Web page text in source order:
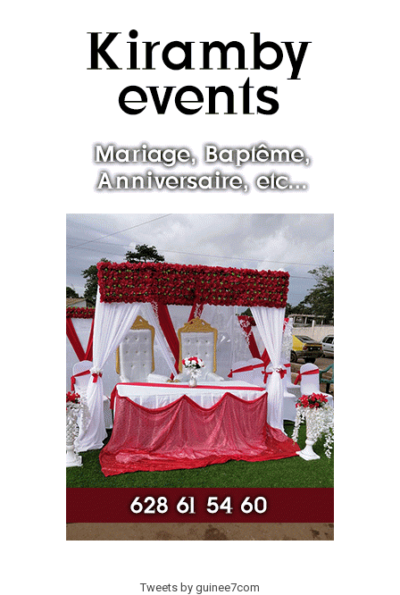
Tweets by guinee7com